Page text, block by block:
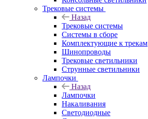
Трековые системы
Назад
Трековые системы
Системы в сборе
Комплектующие к трекам
Шинопроводы
Трековые светильники
Струнные светильники
Лампочки
Назад
Лампочки
Накаливания
Светодиодные